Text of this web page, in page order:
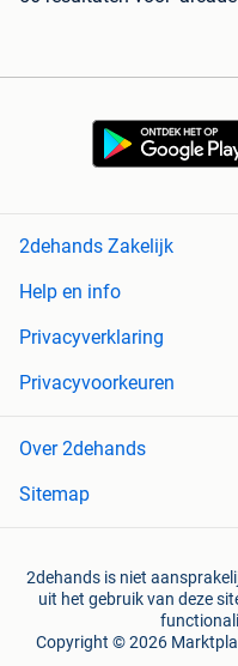
2dehands Zakelijk
Help en info
Privacyverklaring
Privacyvoorkeuren
Over 2dehands
Sitemap
2dehands is niet
uit het gebruik van deze
Copyright © 2026